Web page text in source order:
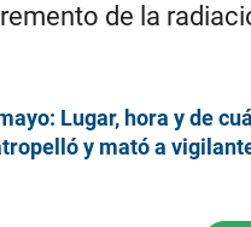
de la
Lugar, hora y de
y mató a